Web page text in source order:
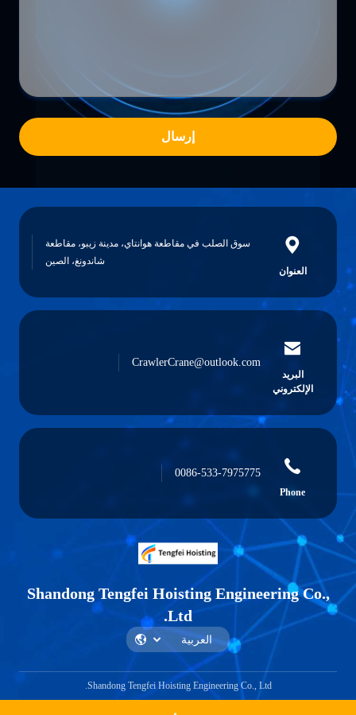
إرسال
العنوان
سوق الصلب في مقاطعة هوانتاي، مدينة زيبو، مقاطعة
شاندونغ، الصين
البريد
الإلكتروني
CrawlerCrane@outlook.com
Phone
0086-533-7975775
Shandong Tengfei Hoisting Engineering Co.,
Ltd.
Shandong Tengfei Hoisting Engineering Co., Ltd.